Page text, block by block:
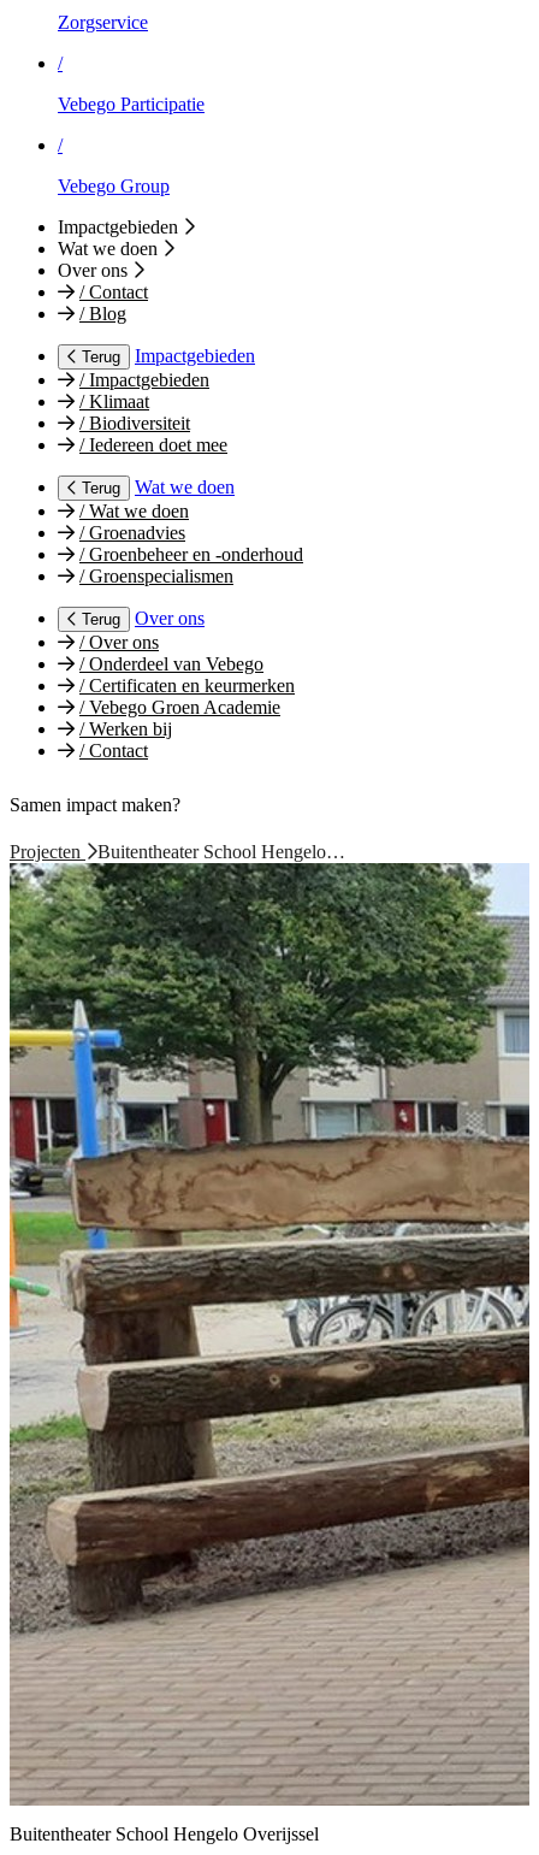
Zorgservice
/
Vebego Participatie
/
Vebego Group
Impactgebieden
Wat we doen
Over ons
/Contact
/Blog
Terug
Impactgebieden
/Impactgebieden
/Klimaat
/Biodiversiteit
/Iedereen doet mee
Terug
Wat we doen
/Wat we doen
/Groenadvies
/Groenbeheer en -onderhoud
/Groenspecialismen
Terug
Over ons
/Over ons
/Onderdeel van Vebego
/Certificaten en keurmerken
/Vebego Groen Academie
/Werken bij
/Contact
Samen impact maken?
Projecten Buitentheater School Hengelo…
Buitentheater School Hengelo Overijssel